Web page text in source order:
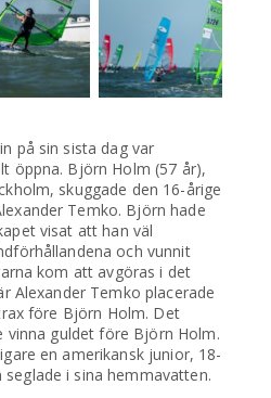
på sin sista dag var
öppna. Björn Holm (57 år),
skuggade den 16-årige
Temko. Björn hade
visat att han väl
och vunnit
kom att avgöras i det
Alexander Temko placerade
före Björn Holm. Det
vinna guldet före Björn Holm.
en amerikansk junior, 18-
i sina hemmavatten.